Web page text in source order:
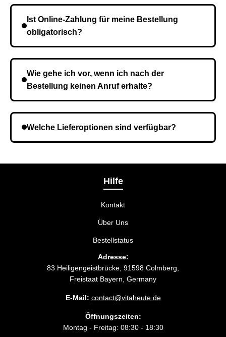
Kurierdienst und die Zeit hängt davon ab.
Ist Online-Zahlung für meine Bestellung
obligatorisch?
Wie gehe ich vor, wenn ich nach der
Bestellung keinen Anruf erhalte?
und wiederholen Sie gegebenenfalls die Bestellung.
Welche Lieferoptionen sind verfügbar?
Liefermethode wählen, die am besten zu Ihnen
Hilfe
Kontakt
Über Uns
Bestellstatus
Adresse:
83 Heiligengeistbrücke, 91598 Colmberg,
Freistaat Bayern, Germany
E-Mail: contact@vitaheute.de
Öffnungszeiten:
Montag - Freitag: 08:30 - 18:30